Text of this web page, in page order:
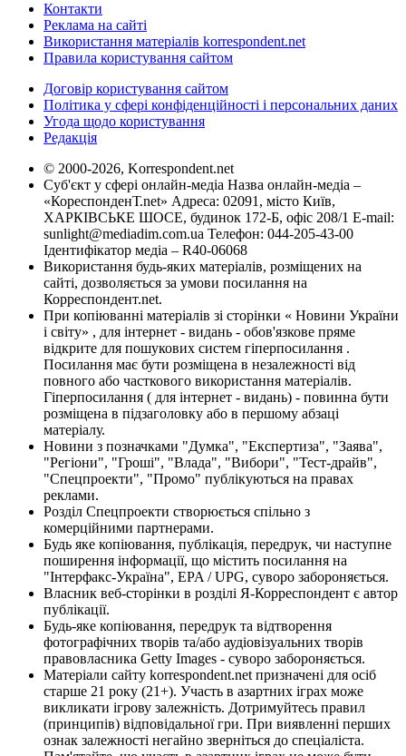
Контакти
Реклама на сайті
Використання матеріалів korrespondent.net
Правила користування сайтом
Договір користування сайтом
Політика у сфері конфіденційності і персональних даних
Угода щодо користування
Редакція
© 2000-2026, Korrespondent.net
Суб'єкт у сфері онлайн-медіа Назва онлайн-медіа –
«КореспонденТ.net» Адреса: 02091, місто Київ,
ХАРКІВСЬКЕ ШОСЕ, будинок 172-Б, офіс 208/1 E-mail:
sunlight@mediadim.com.ua Телефон: 044-205-43-00
Ідентифікатор медіа – R40-06068
Використання будь-яких матеріалів, розміщених на
сайті, дозволяється за умови посилання на
Корреспондент.net.
При копіюванні матеріалів зі сторінки « Новини України
і світу» , для інтернет - видань - обов'язкове пряме
відкрите для пошукових систем гіперпосилання .
Посилання має бути розміщена в незалежності від
повного або часткового використання матеріалів.
Гіперпосилання ( для інтернет - видань) - повинна бути
розміщена в підзаголовку або в першому абзаці
матеріалу.
Новини з позначками "Думка", "Експертиза", "Заява",
"Регіони", "Гроші", "Влада", "Вибори", "Тест-драйв",
"Спецпроекти", "Промо" публікуються на правах
реклами.
Розділ Спецпроекти створюється спільно з
комерційними партнерами.
Будь яке копіювання, публікація, передрук, чи наступне
поширення інформації, що містить посилання на
"Інтерфакс-Україна", EPA / UPG, суворо забороняється.
Власник веб-сторінки в розділі Я-Корреспондент є автор
публікації.
Будь-яке копіювання, передрук та відтворення
фотографічних творів та/або аудіовізуальних творів
правовласника Getty Images - суворо забороняється.
Матеріали сайту korrespondent.net призначені для осіб
старше 21 року (21+). Участь в азартних іграх може
викликати ігрову залежність. Дотримуйтесь правил
(принципів) відповідальної гри. При виявленні перших
ознак залежності негайно зверніться до спеціаліста.